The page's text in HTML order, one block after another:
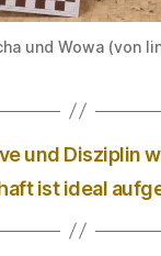
und Wowa (von
und Disziplin
ist ideal